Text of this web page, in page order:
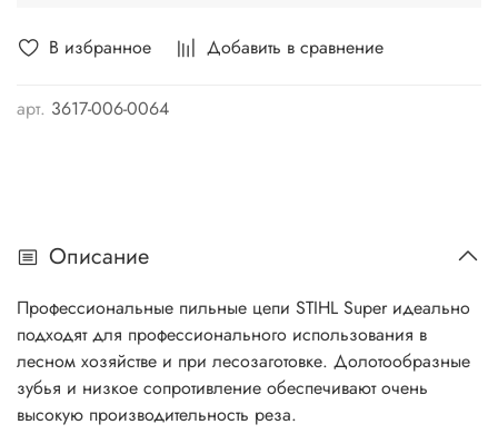
В избранное Добавить в сравнение
арт. 3617-006-0064
Описание
Профессиональные пильные цепи STIHL Superидеально
подходят для профессионального использования в
лесном хозяйстве и при лесозаготовке. Долотообразные
зубья и низкое сопротивление обеспечивают очень
высокую производительность реза.